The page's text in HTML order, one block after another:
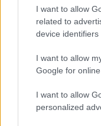
I want to allow
related to
device identifiers
I want to allow
Google for
I want to allow
personalized
Michael Jackson